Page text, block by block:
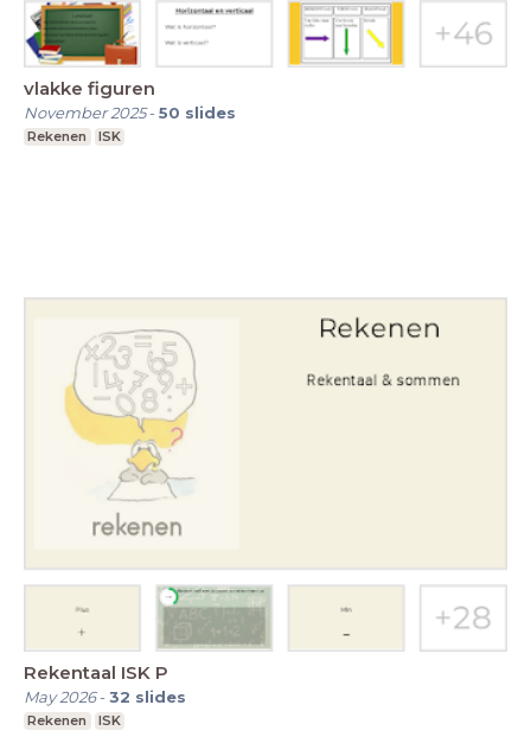
vlakke figuren
November 2025-50 slides
Rekenen ISK
Rekentaal ISK P
May 2026-32 slides
Rekenen ISK